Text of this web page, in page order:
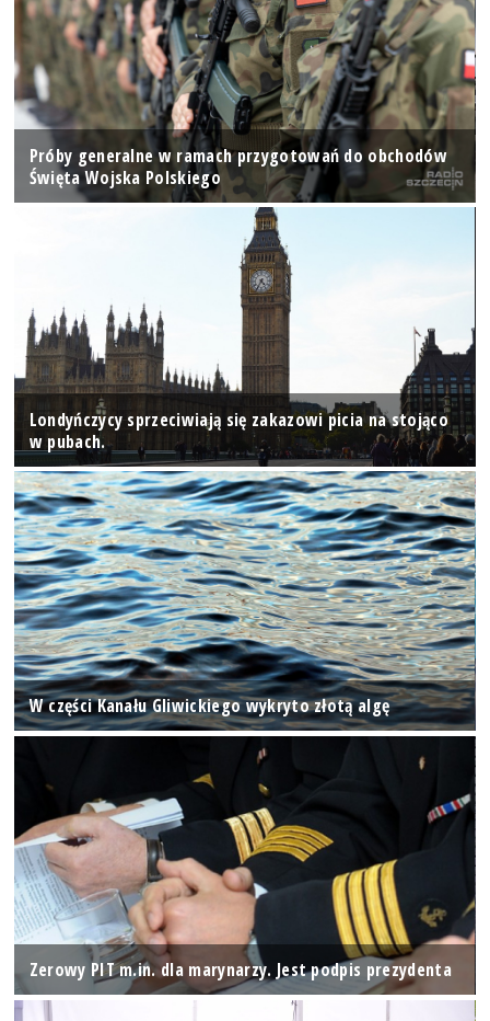
Próby generalne w ramach przygotowań do obchodów
Święta Wojska Polskiego
Londyńczycy sprzeciwiają się zakazowi picia na stojąco
w pubach.
W części Kanału Gliwickiego wykryto złotą algę
Zerowy PIT m.in. dla marynarzy. Jest podpis prezydenta